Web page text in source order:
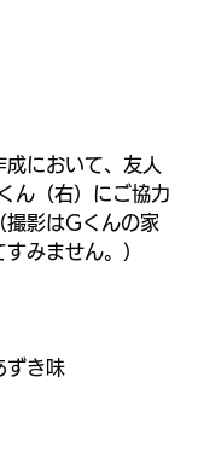
において、友人
ん（右）にご協力
撮影はGくんの家
みません。）
ずき味